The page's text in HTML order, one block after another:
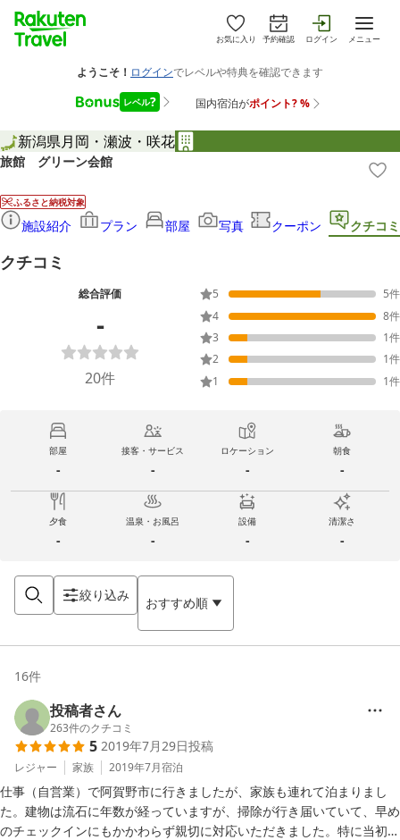
お気に入り 予約確認 ログイン メニュー
新潟県月岡・瀬波・咲花
旅館 グリーン会館
ふるさと納税対象
施設紹介 プラン 部屋 写真 クーポン クチコミ
クチコミ
総合評価
-
20件
5 5件
4
8件
3
1件
2
1件
1
1件
部屋
-
接客・サービス
-
ロケーション
-
朝食
-
夕食
-
温泉・お風呂
-
設備
-
清潔さ
-
絞り込み おすすめ順
16件
投稿者さん
263件のクチコミ
5 2019年7月29日投稿
レジャー 家族 2019年7月宿泊
仕事（自営業）で阿賀野市に行きましたが、家族も連れて泊まりまし
た。建物は流石に年数が経っていますが、掃除が行き届いていて、早め
のチェックインにもかかわらず親切に対応いただきました。特に当初は